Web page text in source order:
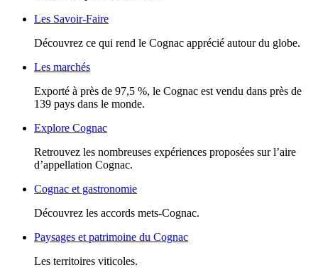
Les Savoir-Faire
Découvrez ce qui rend le Cognac apprécié autour du globe.
Les marchés
Exporté à près de 97,5 %, le Cognac est vendu dans près de
139 pays dans le monde.
Explore Cognac
Retrouvez les nombreuses expériences proposées sur l’aire
d’appellation Cognac.
Cognac et gastronomie
Découvrez les accords mets-Cognac.
Paysages et patrimoine du Cognac
Les territoires viticoles.